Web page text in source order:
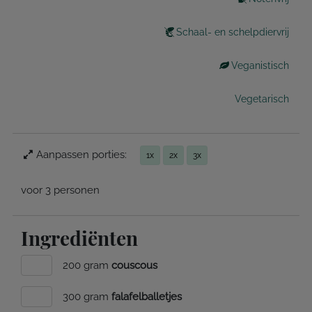
Schaal- en schelpdiervrij
Veganistisch
Vegetarisch
Aanpassen porties: 1x 2x 3x
voor 3 personen
Ingrediënten
200 gram couscous
300 gram falafelballetjes